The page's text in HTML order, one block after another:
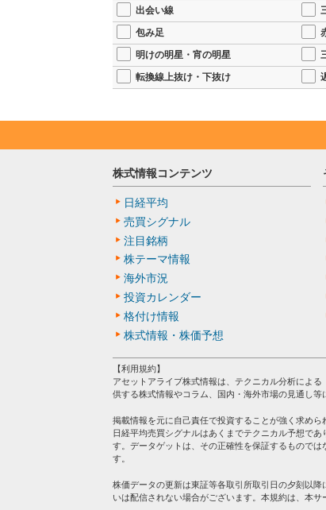
出会い線
包み足
明けの明星・宵の明星
転換線上抜け・下抜け
株式情報コンテンツ
日経平均
売買シグナル
注目銘柄
株テーマ情報
海外市況
投資カレンダー
格付け情報
株式情報・株価予想
【利用規約】
アセットアライブ株式情報は、テクニカル分析によ
供する株式情報やコラム、国内・海外市場の見通し
掲載情報を元に自己責任で投資することが強く求め
日経平均売買シグナルはあくまでテクニカル予想で
す。データゲットは、その正確性を保証するもので
す。
株価データの更新は東証等各取引所取引日の夕刻以降
いは配信されない場合がございます。本規約は、本